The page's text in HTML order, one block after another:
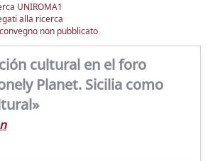
UNIROMA1
alla ricerca
non pubblicato
cultural en el foro
Planet. Sicilia como